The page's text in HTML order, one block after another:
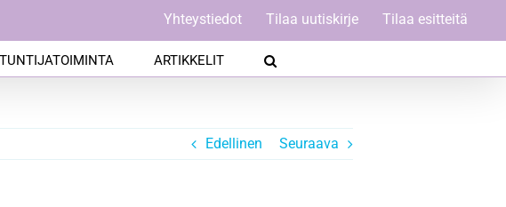
Yhteystiedot Tilaa uutiskirje Tilaa esitteitä
ARTIKKELIT
Edellinen Seuraava